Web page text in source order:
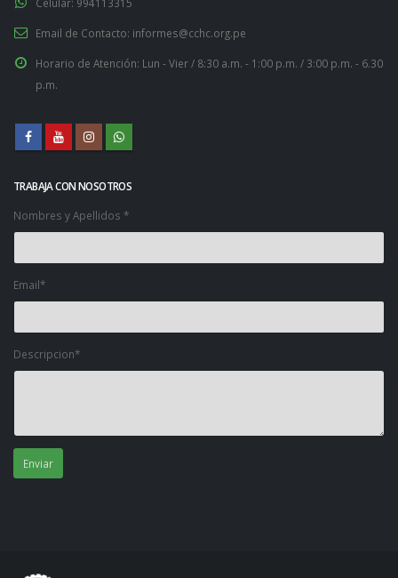
Celular: 994113315
Email de Contacto: informes@cchc.org.pe
Horario de Atención: Lun - Vier / 8:30 a.m. - 1:00 p.m. / 3:00 p.m. - 6.30
p.m.
TRABAJA CON NOSOTROS
Nombres y Apellidos *
Email*
Descripcion*